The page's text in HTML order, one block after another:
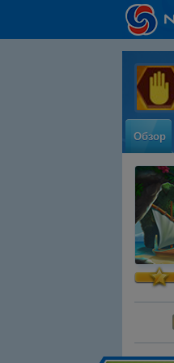
Обзор